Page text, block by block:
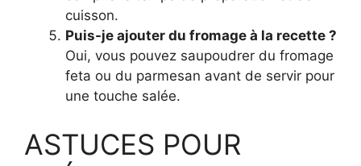
cuisson.
Puis-je ajouter du fromage à la recette ?
Oui, vous pouvez saupoudrer du fromage
feta ou du parmesan avant de servir pour
une touche salée.
ASTUCES POUR